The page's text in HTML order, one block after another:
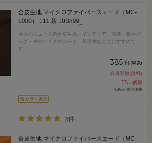
合皮生地 マイクロファイバースエード（MC-
1000） 111.茶 10Bn99_
薄手のスエード調合皮生地。インテリア、衣装・靴やバ
ッグ・車やバイクのシート、革小物などにおすすめで
す。
385 円 (税込)
会員登録(無料)
17pt獲得
※10cm単位価格
3件
合皮生地 マイクロファイバースエード（MC-